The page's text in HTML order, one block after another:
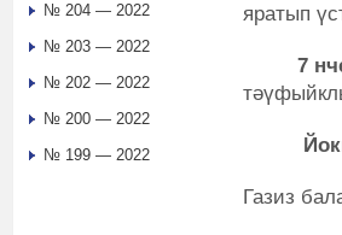
яратып
7 нче
Газиз
№ 204 — 2022
№ 203 — 2022
№ 202 — 2022
№ 200 — 2022
№ 199 — 2022